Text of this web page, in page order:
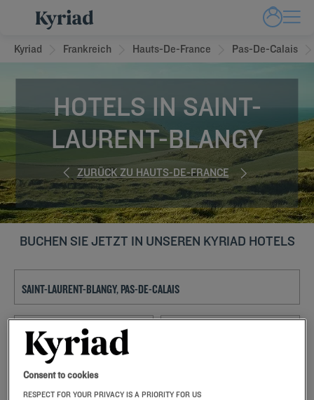
Kyriad Frankreich Hauts-De-France Pas-De-Calais
HOTELS IN SAINT-
LAURENT-BLANGY
ZURÜCK ZU HAUTS-DE-FRANCE
BUCHEN SIE JETZT IN UNSEREN KYRIAD HOTELS
Navigate forward to interact with the calendar and select a date. Press
Consent to cookies
RESPECT FOR YOUR PRIVACY IS A PRIORITY FOR US